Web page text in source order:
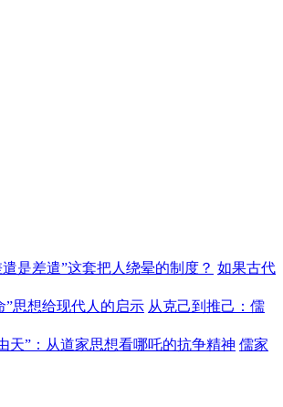
是差遣”这套把人绕晕的制度？ 如果古代
”思想给现代人的启示 从克己到推己：儒
天”：从道家思想看哪吒的抗争精神 儒家